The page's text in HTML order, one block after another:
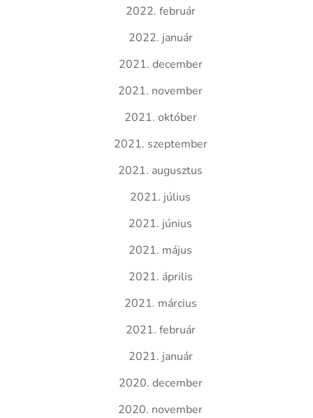
2022. február
2022. január
2021. december
2021. november
2021. október
2021. szeptember
2021. augusztus
2021. július
2021. június
2021. május
2021. április
2021. március
2021. február
2021. január
2020. december
2020. november